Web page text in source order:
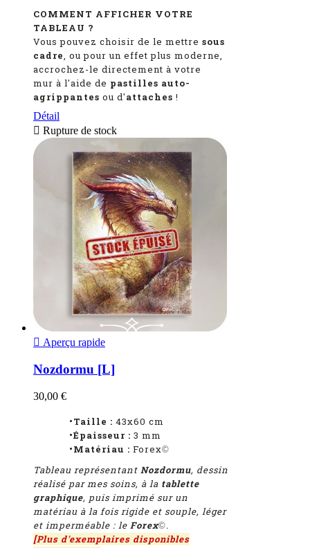
COMMENT AFFICHER VOTRE
TABLEAU ?
Vous pouvez choisir de le mettre sous
cadre , ou pour un effet plus moderne,
accrochez-le directement à votre
mur à l'aide de pastilles auto-
agrippantes ou d'attaches !
Détail
 Rupture de stock
 Aperçu rapide
Nozdormu [L]
30,00 €
•Taille : 43x60 cm
•Épaisseur : 3 mm
•Matériau : Forex©
Tableau représentant Nozdormu, dessin
réalisé par mes soins, à la tablette
graphique, puis imprimé sur un
matériau à la fois rigide et souple, léger
et imperméable : le Forex©.
[Plus d'exemplaires disponibles